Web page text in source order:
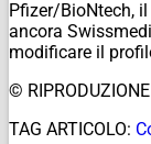
Pfizer/BioNtech,
ancora
modificare il
©
TAG ARTICOLO: